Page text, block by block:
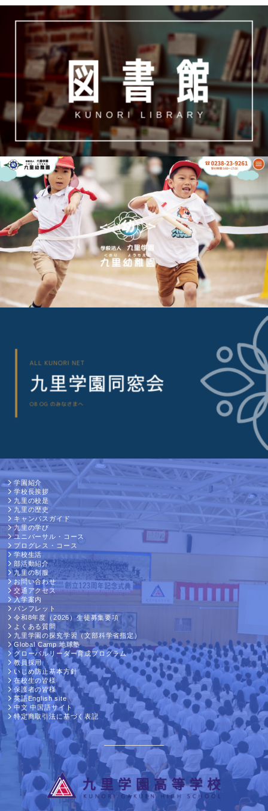
学園紹介
学校長挨拶
九里の校是
九里の歴史
キャンパスガイド
九里の学び
ユニバーサル・コース
プログレス・コース
学校生活
部活動紹介
九里の制服
お問い合わせ
交通アクセス
入学案内
パンフレット
令和8年度（2026）生徒募集要項
よくある質問
九里学園の探究学習（文部科学省指定）
Global Camp 地球塾
グローバルリーダー育成プログラム
教員採用
いじめ防止基本方針
在校生の皆様
保護者の皆様
英語English site
中文 中国語サイト
特定商取引法に基づく表記